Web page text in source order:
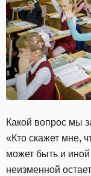
Какой вопрос мы
«Кто скажет мне,
может быть и
неизменной